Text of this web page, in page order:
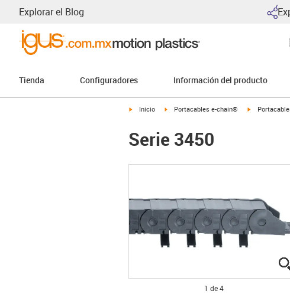
Explorar el Blog
Tienda Configuradores Información del producto
igus-icon-arrow-right
Inicio igus-icon-arrow-right
Portacables e-chain® igus-icon-
Serie 3450
1 de 4